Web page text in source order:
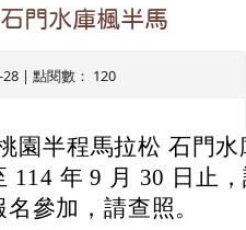
門水庫楓半馬
28 | 點閱數： 120
園半程馬拉松 石門
114 年 9 月 30 日止
參加，請查照。